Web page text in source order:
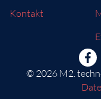
Kontakt
© 2026 M2.